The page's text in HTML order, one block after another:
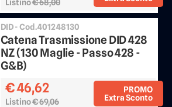
DID - Cod.401248130
Catena Trasmissione DID 428
NZ (130 Maglie - Passo 428 -
G&B)
PROMO
Extra Sconto
€ 46,62
Listino€ 69,06 Sconto 25%